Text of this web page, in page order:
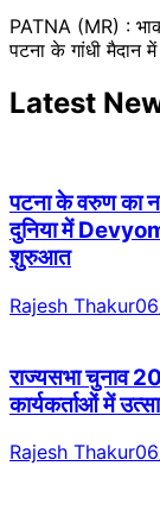
PATNA (MR) :
पटना के गांधी मैदान में
Latest
पटना के वरुण का
दुनिया में
शुरुआत
Rajesh Thakur
राज्यसभा चुनाव
कार्यकर्ताओं में
Rajesh Thakur